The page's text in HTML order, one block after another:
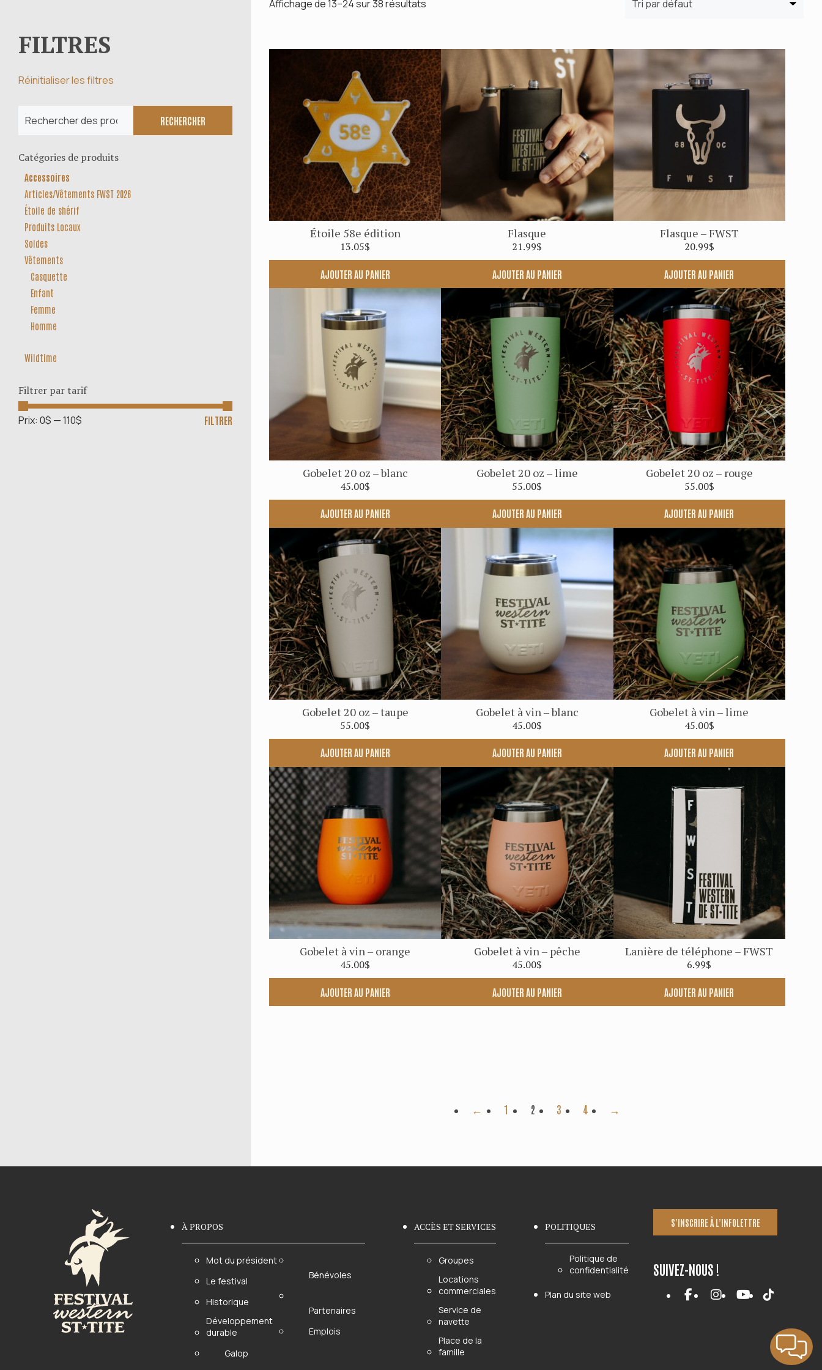
Service de navette
Place de la famille
Affichage de 13–24 sur 38 résultats
Étoile 58e édition
13.05$
AJOUTER AU PANIER
Flasque
21.99$
AJOUTER AU PANIER
Flasque – FWST
20.99$
AJOUTER AU PANIER
Gobelet 20 oz – blanc
45.00$
AJOUTER AU PANIER
Gobelet 20 oz – lime
55.00$
AJOUTER AU PANIER
Gobelet 20 oz – rouge
55.00$
AJOUTER AU PANIER
Gobelet 20 oz – taupe
55.00$
AJOUTER AU PANIER
Gobelet à vin – blanc
45.00$
AJOUTER AU PANIER
Gobelet à vin – lime
45.00$
AJOUTER AU PANIER
Gobelet à vin – orange
45.00$
AJOUTER AU PANIER
Gobelet à vin – pêche
45.00$
AJOUTER AU PANIER
Lanière de téléphone – FWST
6.99$
AJOUTER AU PANIER
← 1 2 3 4 →
FILTRES
Réinitialiser les filtres
RECHERCHER
Catégories de produits
Accessoires
Articles/Vêtements FWST 2026
Étoile de shérif
Produits Locaux
Soldes
Vêtements
Casquette
Enfant
Femme
Homme
Wildtime
Filtrer par tarif
Prix
Prix
FILTRER
Prix: 0$ —110$
À PROPOS
Mot du président
Le festival
Historique
Développement
durable
Galop
Bénévoles
Partenaires
Emplois
ACCÈS ET SERVICES
Groupes
Locations
commerciales
Service de
navette
Place de la
famille
POLITIQUES
Politique de
confidentialité
Plan du site web
S’INSCRIRE À L’INFOLETTRE
SUIVEZ-NOUS !